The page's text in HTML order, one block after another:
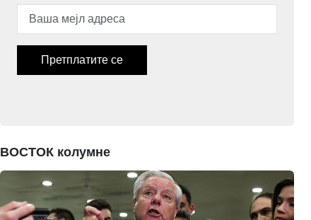
Претплатите се
ВОСТОК колумне